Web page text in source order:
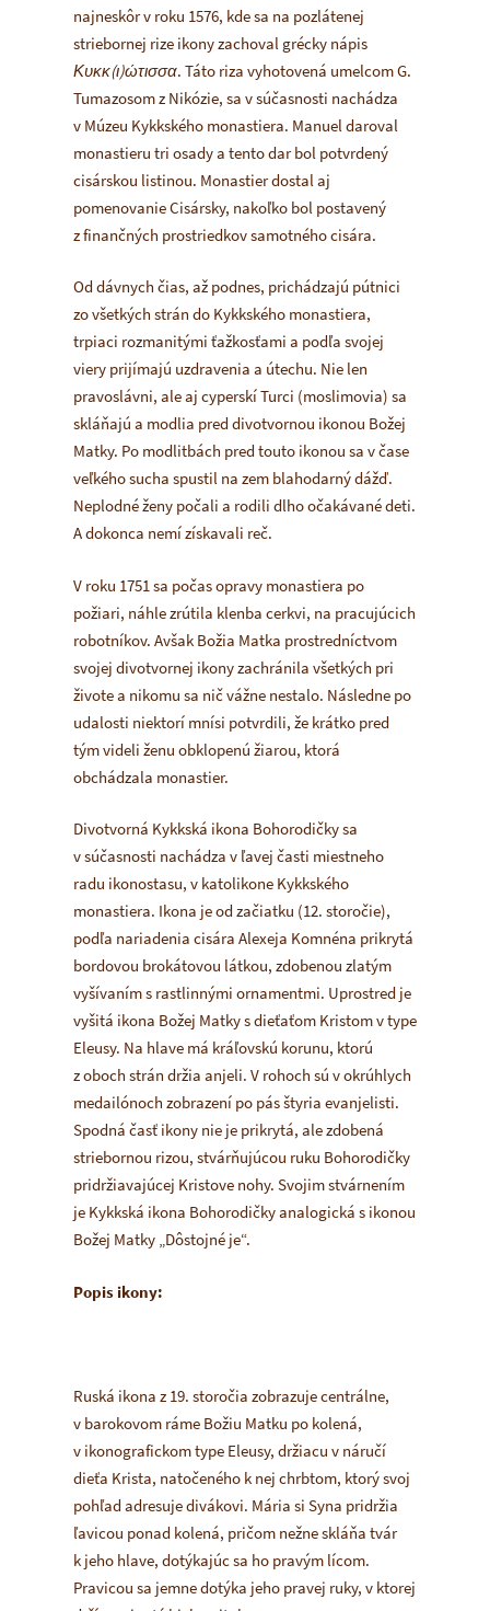
najneskôr v roku 1576, kde sa na pozlátenej
striebornej rize ikony zachoval grécky nápis
Κυκκ(ι)ώτισσα. Táto riza vyhotovená umelcom G.
Tumazosom z Nikózie, sa v súčasnosti nachádza
v Múzeu Kykkského monastiera. Manuel daroval
monastieru tri osady a tento dar bol potvrdený
cisárskou listinou. Monastier dostal aj
pomenovanie Cisársky, nakoľko bol postavený
z finančných prostriedkov samotného cisára.
Od dávnych čias, až podnes, prichádzajú pútnici
zo všetkých strán do Kykkského monastiera,
trpiaci rozmanitými ťažkosťami a podľa svojej
viery prijímajú uzdravenia a útechu. Nie len
pravoslávni, ale aj cyperskí Turci (moslimovia) sa
skláňajú a modlia pred divotvornou ikonou Božej
Matky. Po modlitbách pred touto ikonou sa v čase
veľkého sucha spustil na zem blahodarný dážď.
Neplodné ženy počali a rodili dlho očakávané deti.
A dokonca nemí získavali reč.
V roku 1751 sa počas opravy monastiera po
požiari, náhle zrútila klenba cerkvi, na pracujúcich
robotníkov. Avšak Božia Matka prostredníctvom
svojej divotvornej ikony zachránila všetkých pri
živote a nikomu sa nič vážne nestalo. Následne po
udalosti niektorí mnísi potvrdili, že krátko pred
tým videli ženu obklopenú žiarou, ktorá
obchádzala monastier.
Divotvorná Kykkská ikona Bohorodičky sa
v súčasnosti nachádza v ľavej časti miestneho
radu ikonostasu, v katolikone Kykkského
monastiera. Ikona je od začiatku (12. storočie),
podľa nariadenia cisára Alexeja Komnéna prikrytá
bordovou brokátovou látkou, zdobenou zlatým
vyšívaním s rastlinnými ornamentmi. Uprostred je
vyšitá ikona Božej Matky s dieťaťom Kristom v type
Eleusy. Na hlave má kráľovskú korunu, ktorú
z oboch strán držia anjeli. V rohoch sú v okrúhlych
medailónoch zobrazení po pás štyria evanjelisti.
Spodná časť ikony nie je prikrytá, ale zdobená
striebornou rizou, stvárňujúcou ruku Bohorodičky
pridržiavajúcej Kristove nohy. Svojim stvárnením
je Kykkská ikona Bohorodičky analogická s ikonou
Božej Matky „Dôstojné je“.
Popis ikony:
Ruská ikona z 19. storočia zobrazuje centrálne,
v barokovom ráme Božiu Matku po kolená,
v ikonografickom type Eleusy, držiacu v náručí
dieťa Krista, natočeného k nej chrbtom, ktorý svoj
pohľad adresuje divákovi. Mária si Syna pridržia
ľavicou ponad kolená, pričom nežne skláňa tvár
k jeho hlave, dotýkajúc sa ho pravým lícom.
Pravicou sa jemne dotýka jeho pravej ruky, v ktorej